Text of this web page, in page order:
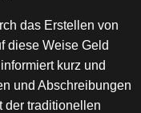
das Erstellen von
diese Weise Geld
kurz und
und Abschreibungen
der traditionellen